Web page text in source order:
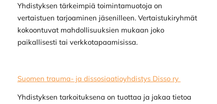
Yhdistyksen tärkeimpiä toimintamuotoja on
vertaistuen tarjoaminen jäsenilleen. Vertaistukiryhmät
kokoontuvat mahdollisuuksien mukaan joko
paikallisesti tai verkkotapaamisissa.
Suomen trauma- ja dissosiaatioyhdistys Disso ry
Yhdistyksen tarkoituksena on tuottaa ja jakaa tietoa